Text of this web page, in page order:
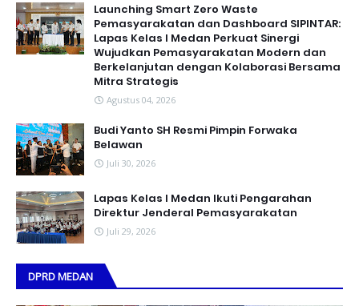
Launching Smart Zero Waste
Pemasyarakatan dan Dashboard SIPINTAR:
Lapas Kelas I Medan Perkuat Sinergi
Wujudkan Pemasyarakatan Modern dan
Berkelanjutan dengan Kolaborasi Bersama
Mitra Strategis
Agustus 04, 2026
Budi Yanto SH Resmi Pimpin Forwaka
Belawan
Juli 30, 2026
Lapas Kelas I Medan Ikuti Pengarahan
Direktur Jenderal Pemasyarakatan
Juli 29, 2026
DPRD MEDAN